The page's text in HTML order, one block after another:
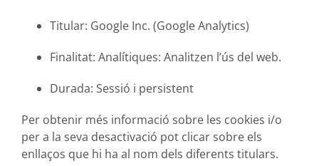
Titular: Google Inc. (Google Analytics)
Finalitat: Analítiques: Analitzen l’ús del web.
Durada: Sessió i persistent
Per obtenir més informació sobre les cookies i/o
per a la seva desactivació pot clicar sobre els
enllaços que hi ha al nom dels diferents titulars.